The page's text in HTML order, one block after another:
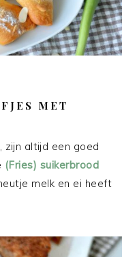
MET
altijd een goed
(Fries) suikerbrood
melk en ei heeft